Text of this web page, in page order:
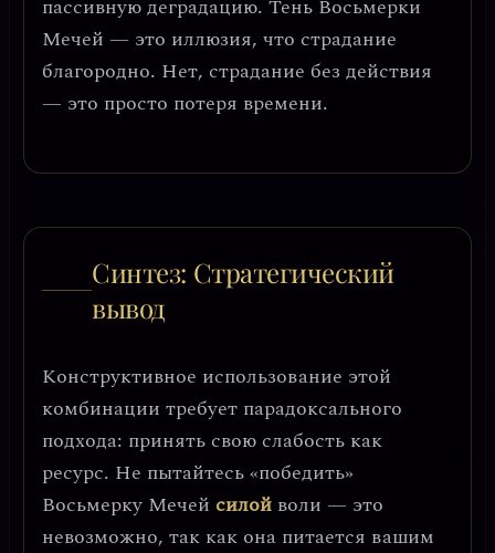
пассивную деградацию. Тень Восьмерки
Мечей — это иллюзия, что страдание
благородно. Нет, страдание без действия
— это просто потеря времени.
Синтез: Стратегический
вывод
Конструктивное использование этой
комбинации требует парадоксального
подхода: принять свою слабость как
ресурс. Не пытайтесь «победить»
Восьмерку Мечей силой воли — это
невозможно, так как она питается вашим